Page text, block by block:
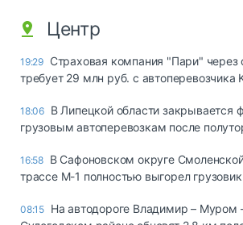
Центр
19:29 Страховая компания "Пари" через
требует 29 млн руб. с автоперевозчика
18:06 В Липецкой области закрывается
грузовым автоперевозкам после
16:58 В Сафоновском округе
трассе М-1 полностью выгорел грузовик
08:15 На автодороге Владимир – Муром